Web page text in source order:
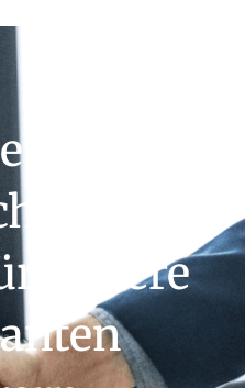
und
den
unsere